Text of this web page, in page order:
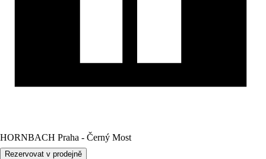
HORNBACH Praha - Černý Most
Rezervovat v prodejně